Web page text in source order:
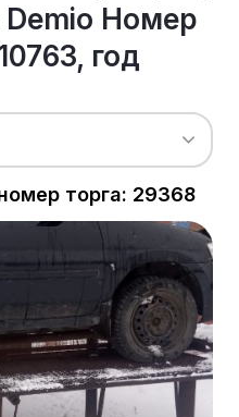
Номер
год
торга: 29368